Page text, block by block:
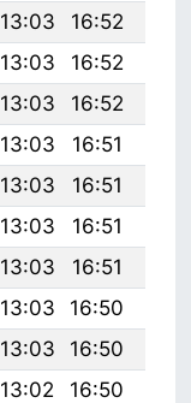
13:03 16:52
13:03 16:52
13:03 16:52
13:03 16:51
13:03 16:51
13:03 16:51
13:03 16:51
13:03 16:50
13:03 16:50
13:02 16:50